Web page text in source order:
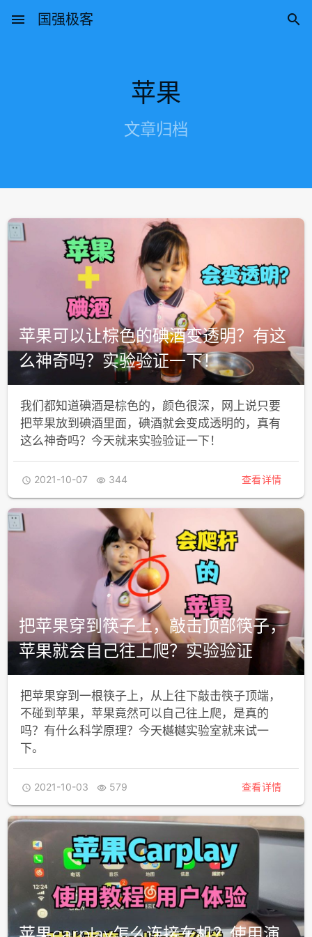
menu 国强极客 
苹果
文章归档
苹果可以让棕色的碘酒变透明？有这
么神奇吗？实验验证一下！
我们都知道碘酒是棕色的，颜色很深，网上说只要
把苹果放到碘酒里面，碘酒就会变成透明的，真有
这么神奇吗？今天就来实验验证一下！
 2021-10-07  344 查看详情
把苹果穿到筷子上，敲击顶部筷子，
苹果就会自己往上爬？实验验证
把苹果穿到一根筷子上，从上往下敲击筷子顶端，
不碰到苹果，苹果竟然可以自己往上爬，是真的
吗？有什么科学原理？今天樾樾实验室就来试一
下。
 2021-10-03  579 查看详情